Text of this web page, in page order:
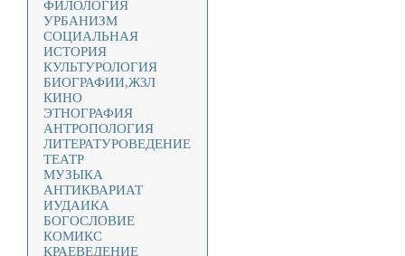
ФИЛОЛОГИЯ
УРБАНИЗМ
СОЦИАЛЬНАЯ
ИСТОРИЯ
КУЛЬТУРОЛОГИЯ
БИОГРАФИИ,ЖЗЛ
КИНО
ЭТНОГРАФИЯ
АНТРОПОЛОГИЯ
ЛИТЕРАТУРОВЕДЕНИЕ
ТЕАТР
МУЗЫКА
АНТИКВАРИАТ
ИУДАИКА
БОГОСЛОВИЕ
КОМИКС
КРАЕВЕДЕНИЕ